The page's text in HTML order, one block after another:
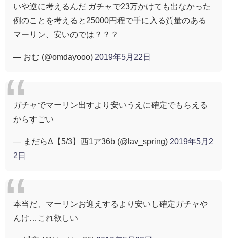
いや逆に考えるんだ ガチャで23万かけても出なかった
例のことを考えると25000円程で手に入る質量のある
マーリン、安いのでは？？？
— おむ (@omdayooo) 2019年5月22日
ガチャでマーリン出すより安いうえに確定でもらえる
からすごい
— まだらΔ【5/3】西1ア36b (@lav_spring) 2019年5月2
2日
本当だ、マーリンお迎えするより安いし確定ガチャや
んけ…これ欲しい